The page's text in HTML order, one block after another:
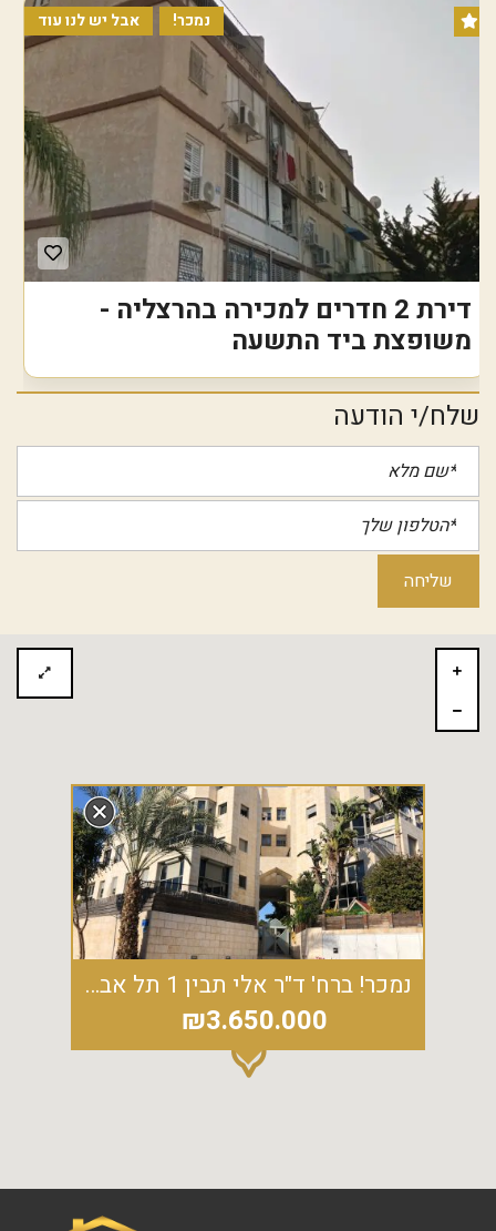
אבל יש לנו עוד נמכר!
דירת 2 חדרים למכירה בהרצליה -
משופצת ביד התשעה
שלח/י הודעה
נמכר! ברח' ד"ר אלי תבין 1 תל אביב המשתלה
₪3.650.000